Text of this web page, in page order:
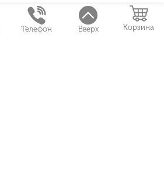
Телефон Вверх Корзина